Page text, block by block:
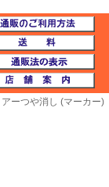
ーつや消し (マーカー)
る